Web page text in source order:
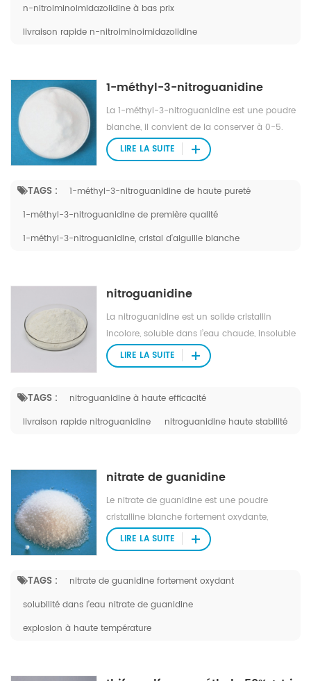
n-nitroiminoimidazolidine à bas prix
livraison rapide n-nitroiminoimidazolidine
1-méthyl-3-nitroguanidine
La 1-méthyl-3-nitroguanidine est une poudre
blanche, il convient de la conserver à 0-5.
Son application dans des produits
intermédiaires organiques.
TAGS :
1-méthyl-3-nitroguanidine de haute pureté
1-méthyl-3-nitroguanidine de première qualité
1-méthyl-3-nitroguanidine, cristal d'aiguille blanche
LIRE LA SUITE
nitroguanidine
La nitroguanidine est un solide cristallin
incolore, soluble dans l’eau chaude, insoluble
dans l’eau froide, légèrement soluble dans
l’éthanol, insoluble dans l’éther, soluble dans
TAGS :
nitroguanidine à haute efficacité
livraison rapide nitroguanidine
nitroguanidine haute stabilité
LIRE LA SUITE
nitrate de guanidine
Le nitrate de guanidine est une poudre
cristalline blanche fortement oxydante,
toxique, décomposée et explosive à haute
température.
TAGS :
nitrate de guanidine fortement oxydant
solubilité dans l'eau nitrate de guanidine
explosion à haute température
LIRE LA SUITE